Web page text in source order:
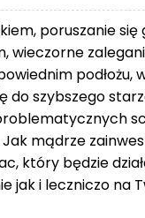
poruszanie się
wieczorne
podłożu,
do szybszego
mądrze
który będzie
jak i leczniczo na